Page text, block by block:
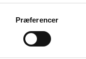
Præferencer